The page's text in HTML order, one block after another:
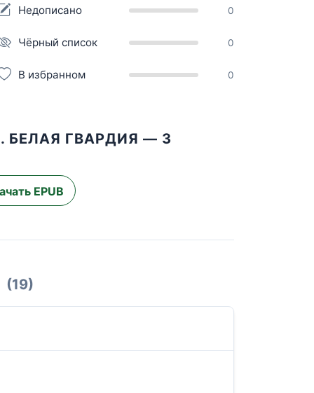
Недописано 0
Чёрный список 0
В избранном 0
БЕЛАЯ ГВАРДИЯ — 3
EPUB
(19)